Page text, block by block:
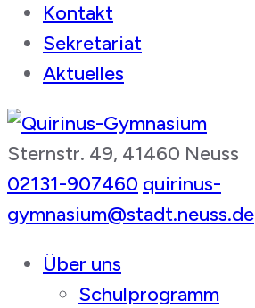
Kontakt
Sekretariat
Aktuelles
Quirinus-Gymnasium
Sternstr. 49, 41460 Neuss
02131-907460 quirinus-
gymnasium@stadt.neuss.de
Über uns
Schulprogramm